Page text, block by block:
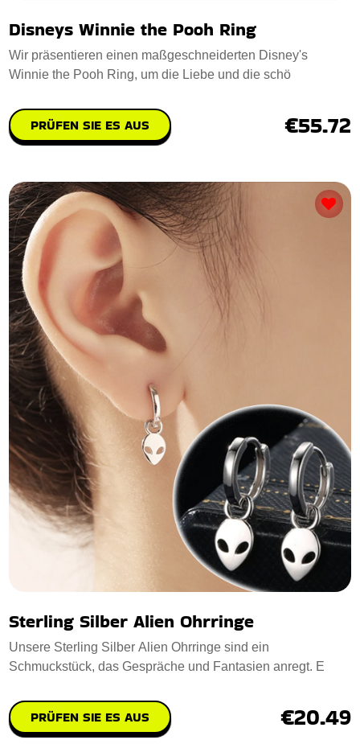
Disneys Winnie the Pooh Ring
Wir präsentieren einen maßgeschneiderten Disney's
Winnie the Pooh Ring, um die Liebe und die schö
PRÜFEN SIE ES AUS €55.72
Sterling Silber Alien Ohrringe
Unsere Sterling Silber Alien Ohrringe sind ein
Schmuckstück, das Gespräche und Fantasien anregt. E
PRÜFEN SIE ES AUS €20.49